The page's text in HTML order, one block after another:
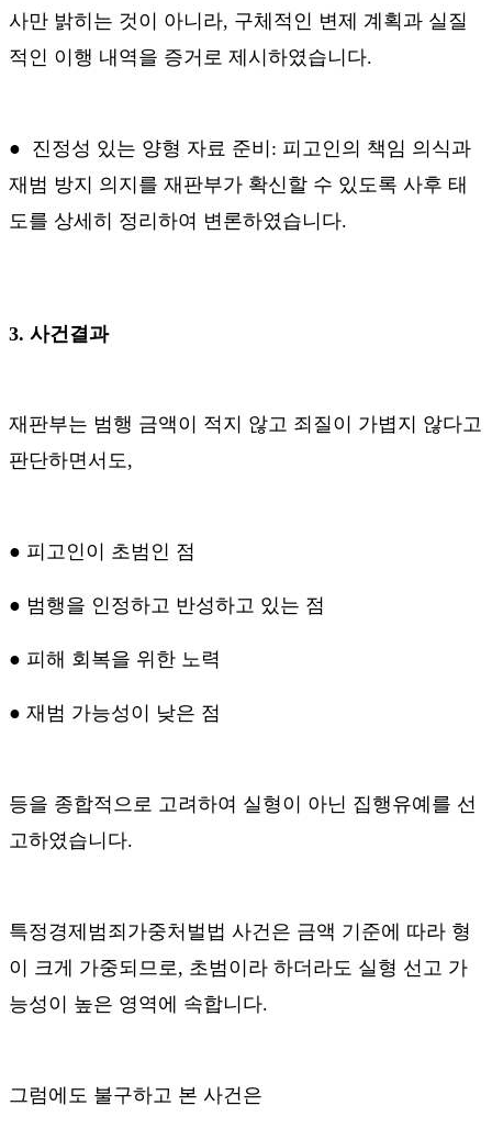
사만 밝히는 것이 아니라, 구체적인 변제 계획과 실질
적인 이행 내역을 증거로 제시하였습니다.
● 진정성 있는 양형 자료 준비 : 피고인의 책임 의식과
재범 방지 의지를 재판부가 확신할 수 있도록 사후 태
도를 상세히 정리하여 변론하였습니다.
3. 사건결과
재판부는 범행 금액이 적지 않고 죄질이 가볍지 않다고
판단하면서도,
● 피고인이 초범인 점
● 범행을 인정하고 반성하고 있는 점
● 피해 회복을 위한 노력
● 재범 가능성이 낮은 점
등을 종합적으로 고려하여 실형이 아닌 집행유예를 선
고하였습니다.
특정경제범죄가중처벌법 사건은 금액 기준에 따라 형
이 크게 가중되므로, 초범이라 하더라도 실형 선고 가
능성이 높은 영역에 속합니다.
그럼에도 불구하고 본 사건은